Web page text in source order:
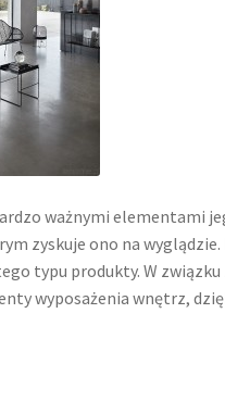
ważnymi elementami
zyskuje ono na wyglądzie.
typu produkty. W
wyposażenia wnętrz,